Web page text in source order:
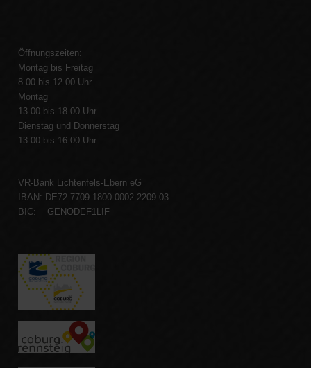
Öffnungszeiten:
Montag bis Freitag
8.00 bis 12.00 Uhr
Montag
13.00 bis 18.00 Uhr
Dienstag und Donnerstag
13.00 bis 16.00 Uhr
VR-Bank Lichtenfels-Ebern eG
IBAN: DE72 7709 1800 0002 2209 03
BIC: GENODEF1LIF